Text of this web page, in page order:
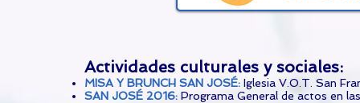
Actividades culturales y sociales:
MISA Y BRUNCH SAN JOSÉ: Iglesia V.O.T. San
SAN JOSÉ 2016: Programa General de actos en